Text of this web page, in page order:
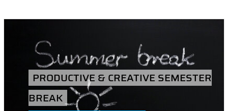
PRODUCTIVE & CREATIVE SEMESTER
BREAK